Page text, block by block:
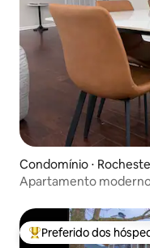
Condomínio ⋅
Apartamento
Entre os melhores
Preferido dos